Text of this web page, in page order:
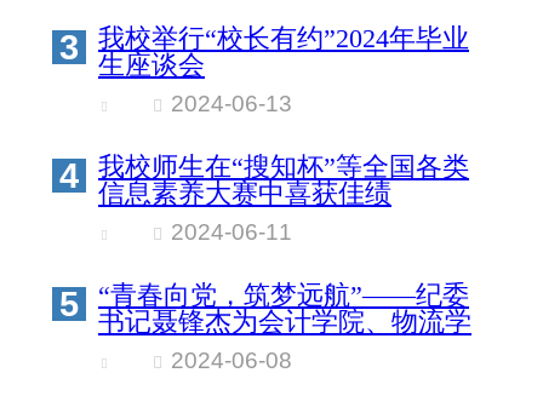
3
我校举行“校长有约”2024年毕业
生座谈会
2024-06-13
4
我校师生在“搜知杯”等全国各类
信息素养大赛中喜获佳绩
2024-06-11
5
“青春向党，筑梦远航”——纪委
书记聂锋杰为会计学院、物流学
院2024届毕业生党员讲授毕业
前“最后一堂党课”
2024-06-08